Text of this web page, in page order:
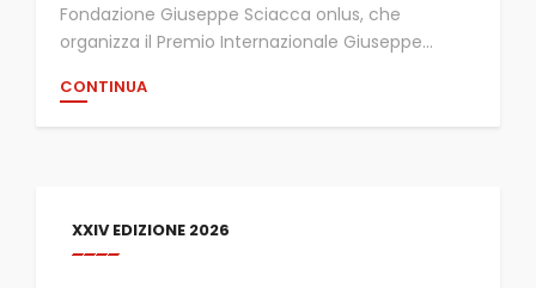
Fondazione Giuseppe Sciacca onlus, che
organizza il Premio Internazionale Giuseppe...
CONTINUA
XXIV EDIZIONE 2026